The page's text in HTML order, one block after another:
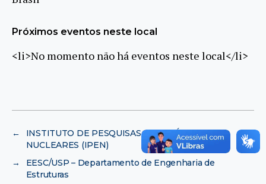
Próximos eventos neste local
<li>No momento não há eventos neste local</li>
←
INSTITUTO DE PESQUISAS ENERGÉTICAS E
NUCLEARES (IPEN)
→
EESC/USP – Departamento de Engenharia de
Estruturas